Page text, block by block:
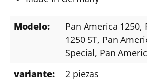
Modelo: Pan America 1250,
1250 ST, Pan
Special, Pan
variante:
2 piezas